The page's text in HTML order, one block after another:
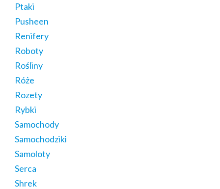
Ptaki
Pusheen
Renifery
Roboty
Rośliny
Róże
Rozety
Rybki
Samochody
Samochodziki
Samoloty
Serca
Shrek